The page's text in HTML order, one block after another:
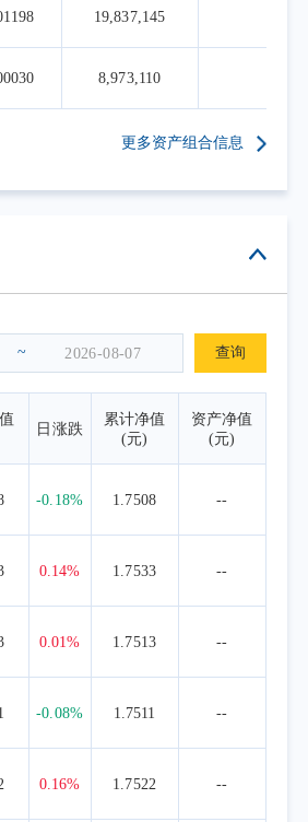
债优选投资级信用债财富指
收益贡献0.57%。
中间期限品种的超配逐步转
股票仓位保持了偏高的配
择优势资产进行配置，净值
整体保持了稳健的特点。
19,837,145
8,973,110
更多资产组合信息
~ 查询
日涨跌
累计净值
(元)
资产净值
(元)
-0.18% 1.7508 --
0.14% 1.7533 --
0.01% 1.7513 --
-0.08% 1.7511 --
0.16% 1.7522 --